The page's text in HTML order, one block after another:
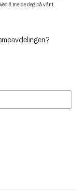
å melde deg på vårt